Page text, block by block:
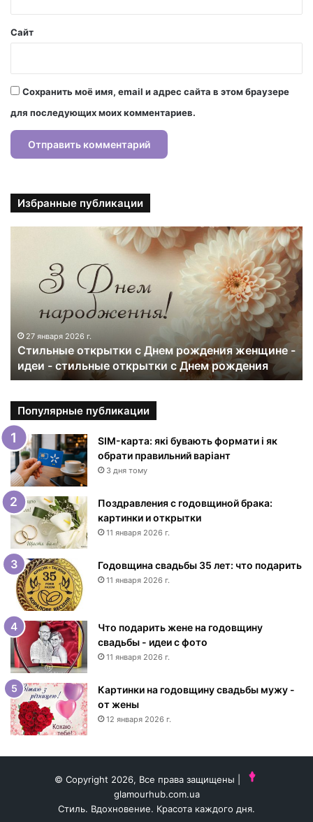
Сайт
Сохранить моё имя, email и адрес сайта в этом браузере
для последующих моих комментариев.
Избранные публикации
к
т
к
и
с
Д
н
е
р
о
ж
н
и
я
ж
е
н
щ
и
н
27 января 2026 г.
Стильные открытки с Днем рождения женщине -
идеи - стильные открытки с Днем рождения
Популярные публикации
SIM-карта: які бувають формати і як
обрати правильний варіант
3 дня тому
Поздравления с годовщиной брака:
картинки и открытки
11 января 2026 г.
Годовщина свадьбы 35 лет: что подарить
11 января 2026 г.
Что подарить жене на годовщину
свадьбы - идеи с фото
11 января 2026 г.
Картинки на годовщину свадьбы мужу -
от жены
12 января 2026 г.
© Copyright 2026, Все права защищены |
glamourhub.com.ua
Стиль. Вдохновение. Красота каждого дня.